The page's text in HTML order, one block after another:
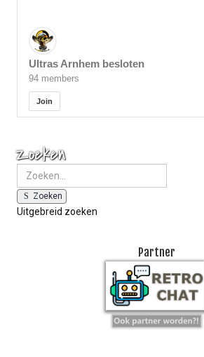
Ultras Arnhem besloten
94 members
Join
Zoeken
Zoeken
Uitgebreid zoeken
Partner